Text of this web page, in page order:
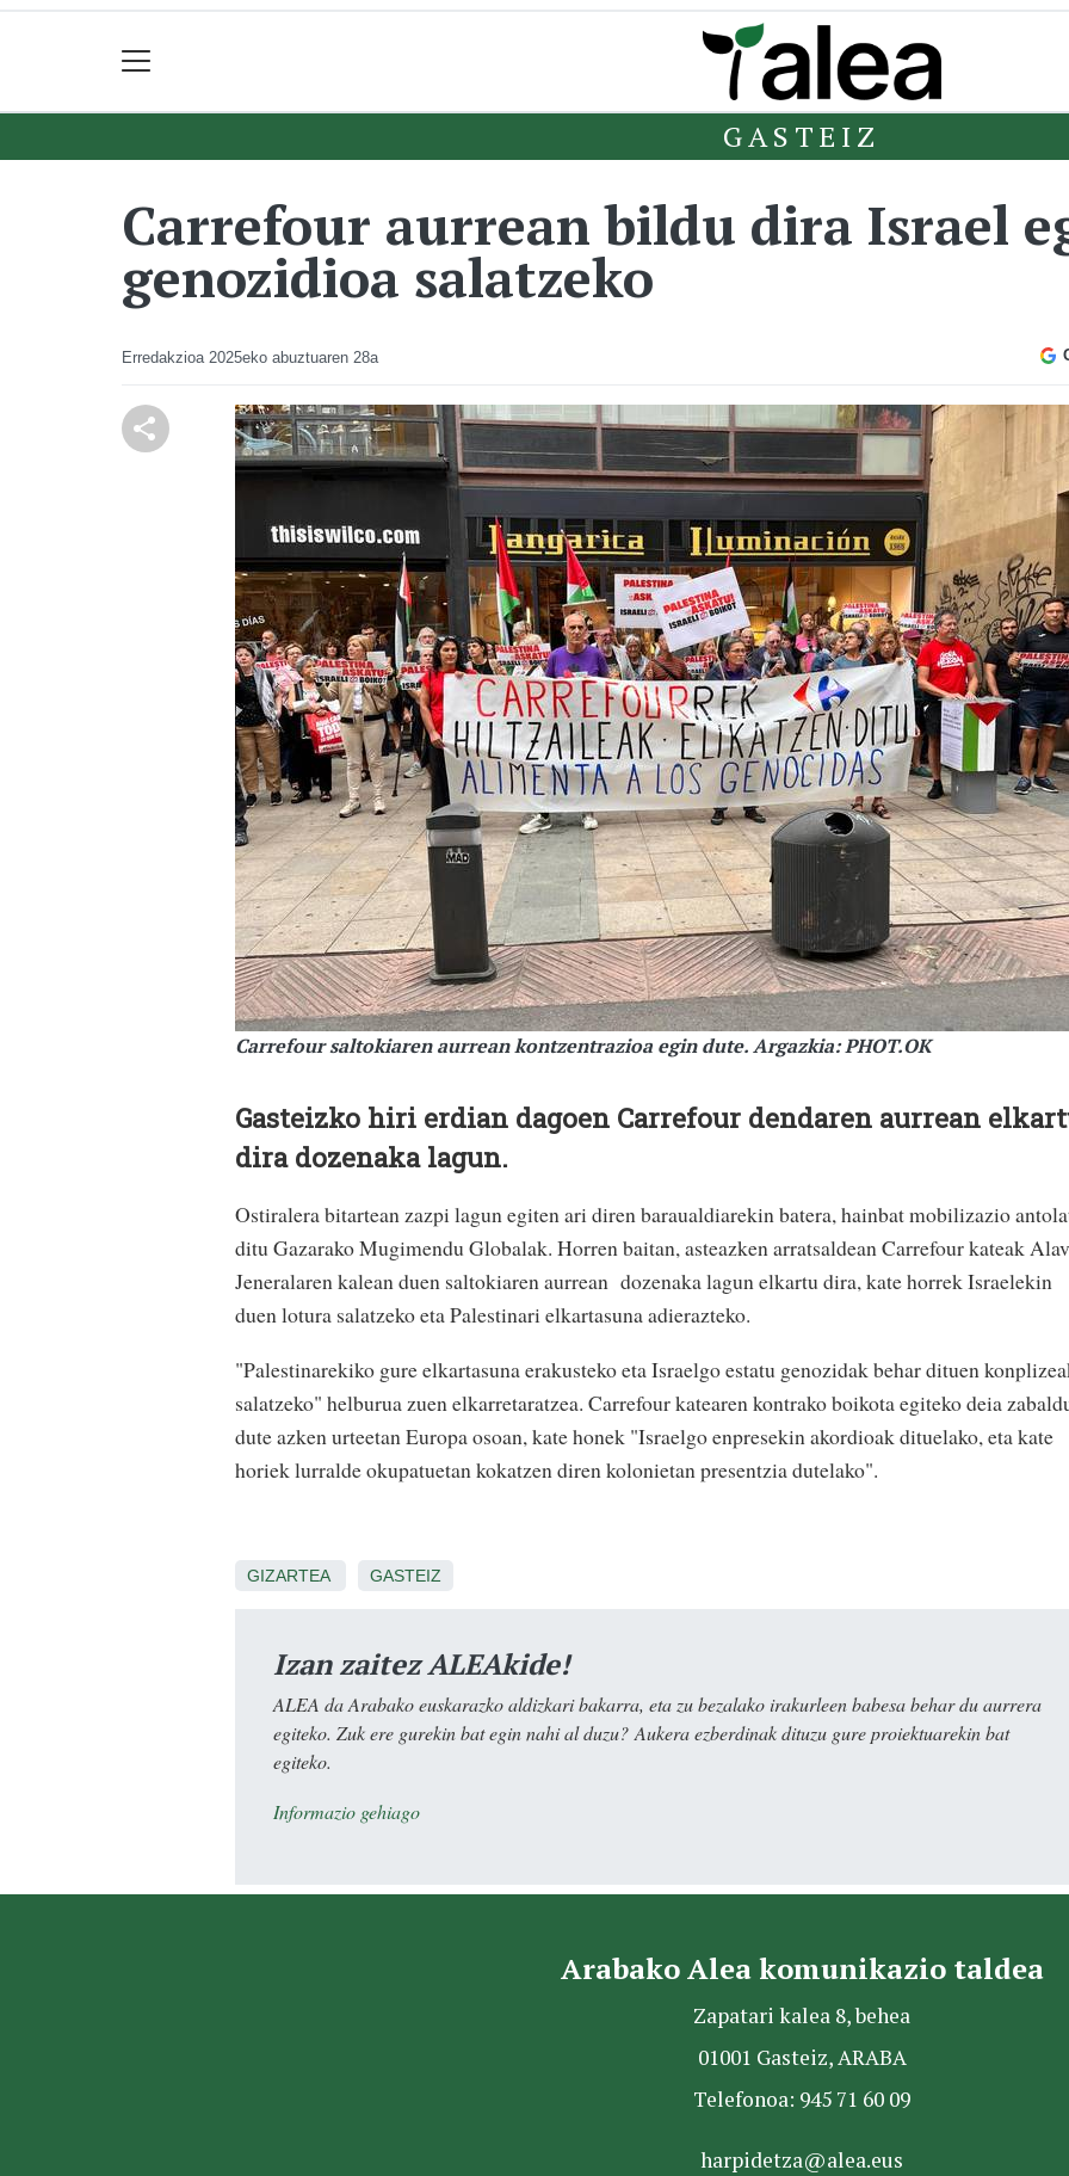
GASTEIZ
Carrefour aurrean bildu dira Israel
genozidioa salatzeko
Erredakzioa 2025eko abuztuaren 28a
Carrefour saltokiaren aurrean kontzentrazioa egin dute. Argazkia: PHOT.OK
Gasteizko hiri erdian dagoen Carrefour dendaren aurrean
dira dozenaka lagun.
Ostiralera bitartean zazpi lagun egiten ari diren baraualdiarekin batera, hainbat mobilizazio
ditu Gazarako Mugimendu Globalak. Horren baitan, asteazken arratsaldean Carrefour kateak
Jeneralaren kalean duen saltokiaren aurrean dozenaka lagun elkartu dira, kate horrek Israelekin
duen lotura salatzeko eta Palestinari elkartasuna adierazteko.
"Palestinarekiko gure elkartasuna erakusteko eta Israelgo estatu genozidak behar dituen
salatzeko" helburua zuen elkarretaratzea. Carrefour katearen kontrako boikota egiteko deia
dute azken urteetan Europa osoan, kate honek "Israelgo enpresekin akordioak dituelako, eta kate
horiek lurralde okupatuetan kokatzen diren kolonietan presentzia dutelako".
GIZARTEA GASTEIZ
Izan zaitez ALEAkide!
ALEA da Arabako euskarazko aldizkari bakarra, eta zu bezalako irakurleen babesa behar du aurrera
egiteko. Zuk ere gurekin bat egin nahi al duzu? Aukera ezberdinak dituzu gure proiektuarekin bat
egiteko.
Informazio gehiago
Arabako Alea komunikazio taldea
Zapatari kalea 8, behea
01001 Gasteiz, ARABA
Telefonoa: 945 71 60 09
harpidetza@alea.eus